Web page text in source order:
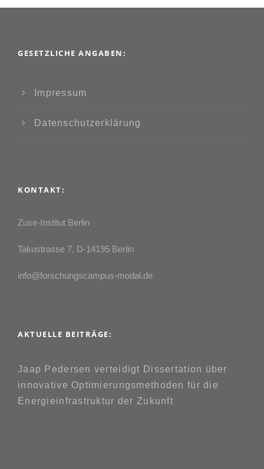
GESETZLICHE ANGABEN:
Impressum
Datenschutzerklärung
KONTAKT:
Zuse-Institut Berlin
Takustrasse 7, D-14195 Berlin
info@forschungscampus-modal.de
AKTUELLE BEITRÄGE:
Jaap Pedersen verteidigt Dissertation über
innovative Optimierungsmethoden für die
Energieinfrastruktur der Zukunft